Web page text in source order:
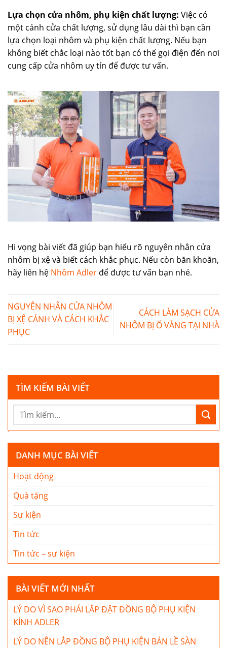
Lựa chọn cửa nhôm, phụ kiện chất lượng: Việc có
một cánh cửa chất lượng, sử dụng lâu dài thì bạn cần
lựa chọn loại nhôm và phụ kiện chất lượng. Nếu bạn
không biết chắc loại nào tốt bạn có thể gọi điện đến nơi
cung cấp cửa nhôm uy tín để được tư vấn.
Hi vọng bài viết đã giúp bạn hiểu rõ nguyên nhân cửa
nhôm bị xệ và biết cách khắc phục. Nếu còn băn khoăn,
hãy liên hệ Nhôm Adler để được tư vấn bạn nhé.
NGUYÊN NHÂN CỬA NHÔM
BỊ XỆ CÁNH VÀ CÁCH KHẮC
PHỤC
CÁCH LÀM SẠCH CỬA
NHÔM BỊ Ố VÀNG TẠI NHÀ
TÌM KIẾM BÀI VIẾT
DANH MỤC BÀI VIẾT
Hoạt động
Quà tặng
Sự kiện
Tin tức
Tin tức – sự kiện
BÀI VIẾT MỚI NHẤT
LÝ DO VÌ SAO PHẢI LẮP ĐẶT ĐỒNG BỘ PHỤ KIỆN
KÍNH ADLER
LÝ DO NÊN LẮP ĐỒNG BỘ PHỤ KIỆN BẢN LỀ SÀN